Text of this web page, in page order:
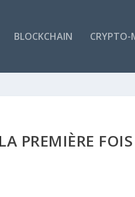
BLOCKCHAIN CRYPTO-
PREMIÈRE FOIS